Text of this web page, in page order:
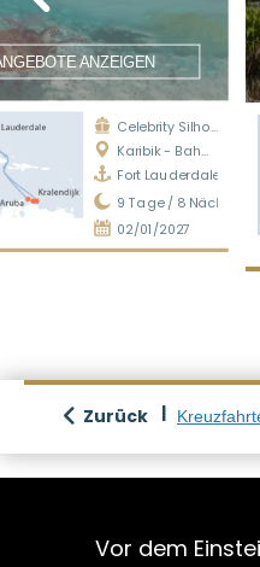
ANZEIGEN
Celebrity Silhouette
Karibik - Bahamas
Fort Lauderdale
9 Tage / 8 Nächte
02/01/2027
Zurück
Vor dem